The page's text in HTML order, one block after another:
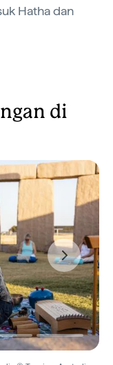
Hatha dan
di